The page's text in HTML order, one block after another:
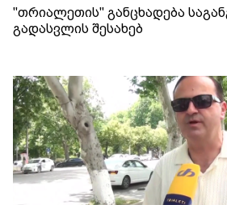
"თრიალეთის" განცხადება
გადასვლის შესახებ